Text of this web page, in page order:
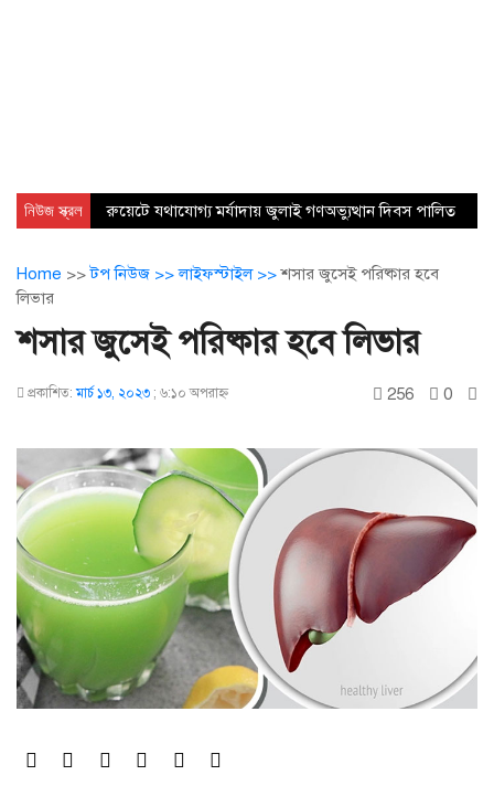
নিউজ স্ক্রল রুয়েটে যথাযোগ্য মর্যাদায় জুলাই গণঅভ্যুত্থান দিবস পালিত
Home >>টপ নিউজ >>লাইফস্টাইল >>শসার জুসেই পরিষ্কার হবে
লিভার
শসার জুসেই পরিষ্কার হবে লিভার
প্রকাশিত:মার্চ ১৩, ২০২৩ ; ৬:১০ অপরাহ্ণ 256 0